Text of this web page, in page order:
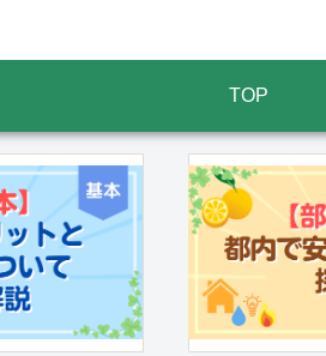
TOP